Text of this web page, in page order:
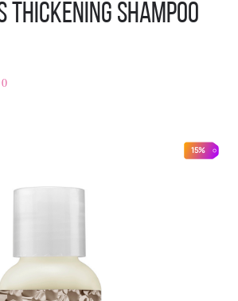
15%
Thickening Shampoo
0